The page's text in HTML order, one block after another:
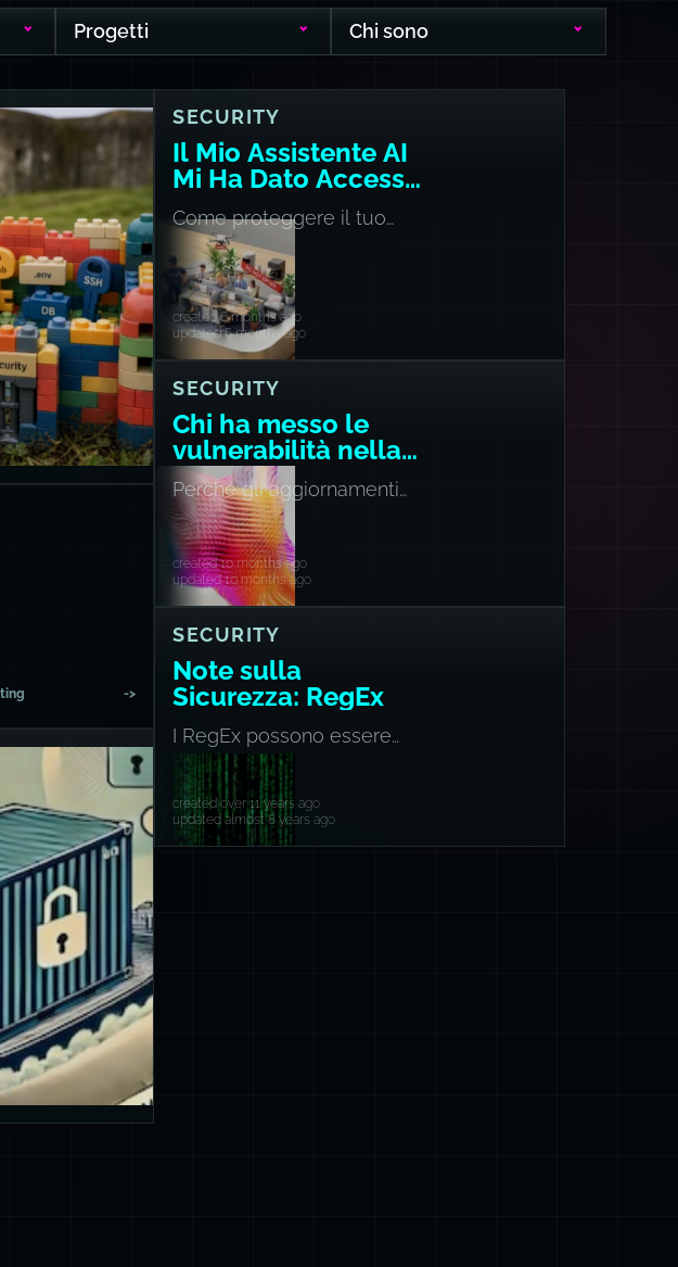
Progetti Chi sono
->
SECURITY
Il Mio Assistente AI
Mi Ha Dato Accesso
alla Shell
Come proteggere il tuo
setup OpenClaw/Moltbot
locale o su VPS
created 6 months ago
updated 6 months ago
SECURITY
Chi ha messo le
vulnerabilità nella
mia patch?
Perché gli aggiornamenti
non possono salvarti
created 10 months ago
updated 10 months ago
SECURITY
Note sulla
Sicurezza: RegEx
I RegEx possono essere
vulnerabili?
created over 11 years ago
updated almost 8 years ago